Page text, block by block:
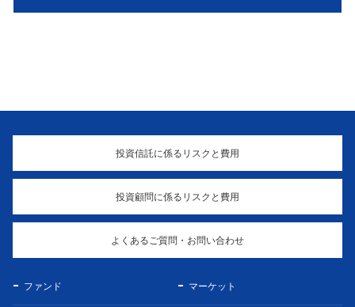
投資信託に係るリスクと費用
投資顧問に係るリスクと費用
よくあるご質問・お問い合わせ
ファンド マーケット